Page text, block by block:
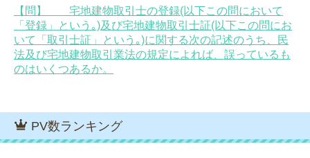
【問】 宅地建物取引士の登録(以下この問において
「登録」という｡)及び宅地建物取引士証(以下この問にお
いて「取引士証」という｡)に関する次の記述のうち、民
法及び宅地建物取引業法の規定によれば、誤っているも
のはいくつあるか。
PV数ランキング